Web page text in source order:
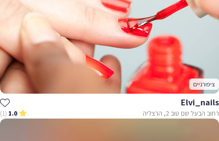
ציפורניים
Elvi_nails
רחוב הבעל שם טוב 2, הרצליה 1.0
(1)